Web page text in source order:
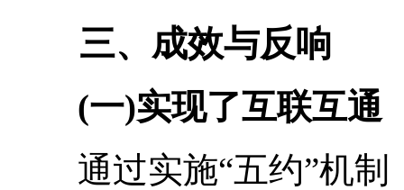
三、成效与反响
(一)实现了互联互通
通过实施“五约”机制